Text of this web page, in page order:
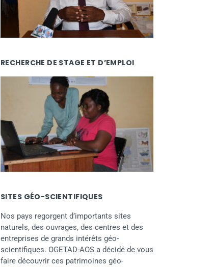
RECHERCHE DE STAGE ET D’EMPLOI
SITES GÉO-SCIENTIFIQUES
Nos pays regorgent d’importants sites
naturels, des ouvrages, des centres et des
entreprises de grands intérêts géo-
scientifiques. OGETAD-AOS a décidé de vous
faire découvrir ces patrimoines géo-